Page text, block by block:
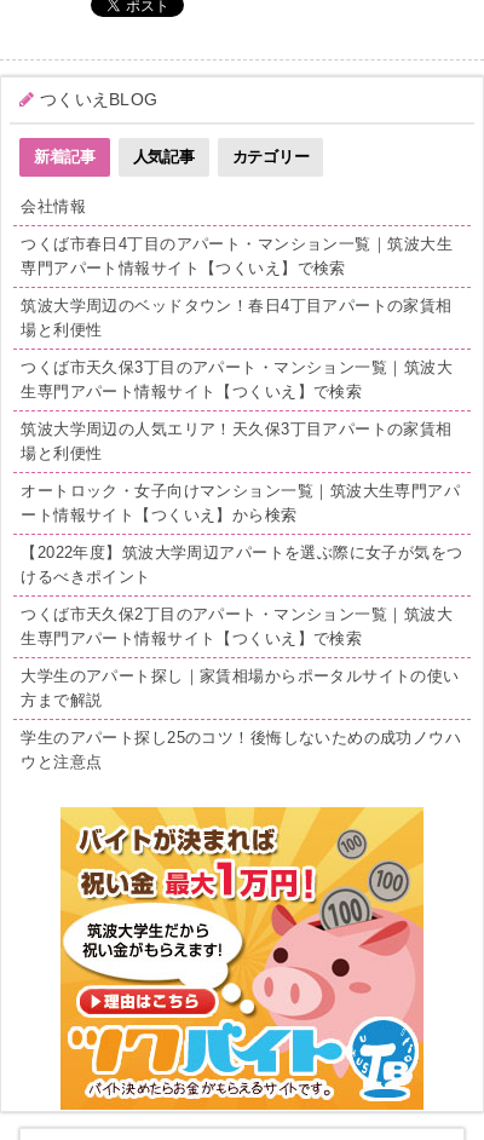
つくいえBLOG
新着記事 人気記事 カテゴリー
会社情報
つくば市春日4丁目のアパート・マンション一覧｜筑波大生
専門アパート情報サイト【つくいえ】で検索
筑波大学周辺のベッドタウン！春日4丁目アパートの家賃相
場と利便性
つくば市天久保3丁目のアパート・マンション一覧｜筑波大
生専門アパート情報サイト【つくいえ】で検索
筑波大学周辺の人気エリア！天久保3丁目アパートの家賃相
場と利便性
オートロック・女子向けマンション一覧｜筑波大生専門アパ
ート情報サイト【つくいえ】から検索
【2022年度】筑波大学周辺アパートを選ぶ際に女子が気をつ
けるべきポイント
つくば市天久保2丁目のアパート・マンション一覧｜筑波大
生専門アパート情報サイト【つくいえ】で検索
大学生のアパート探し｜家賃相場からポータルサイトの使い
方まで解説
学生のアパート探し25のコツ！後悔しないための成功ノウハ
ウと注意点